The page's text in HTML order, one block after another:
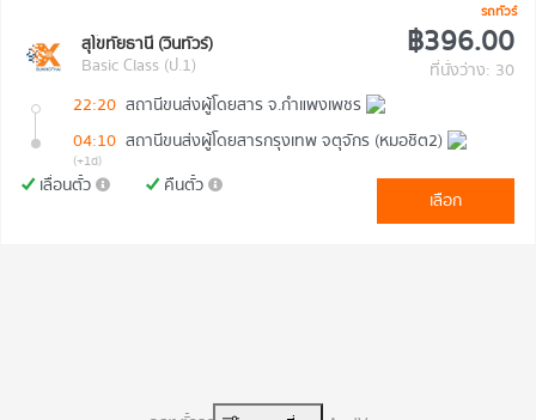
รถทัวร์
สุโขทัยธานี (วินทัวร์)
Basic Class (ป.1)
฿396.00
ที่นั่งว่าง: 30
22:20 สถานีขนส่งผู้โดยสาร จ.กำแพงเพชร
04:10 สถานีขนส่งผู้โดยสารกรุงเทพ จตุจักร (หมอชิต2)
(+1d)
เลื่อนตั๋ว คืนตั๋ว
เลือก